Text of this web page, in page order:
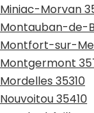
Morvan
de-
sur-
35310
35410